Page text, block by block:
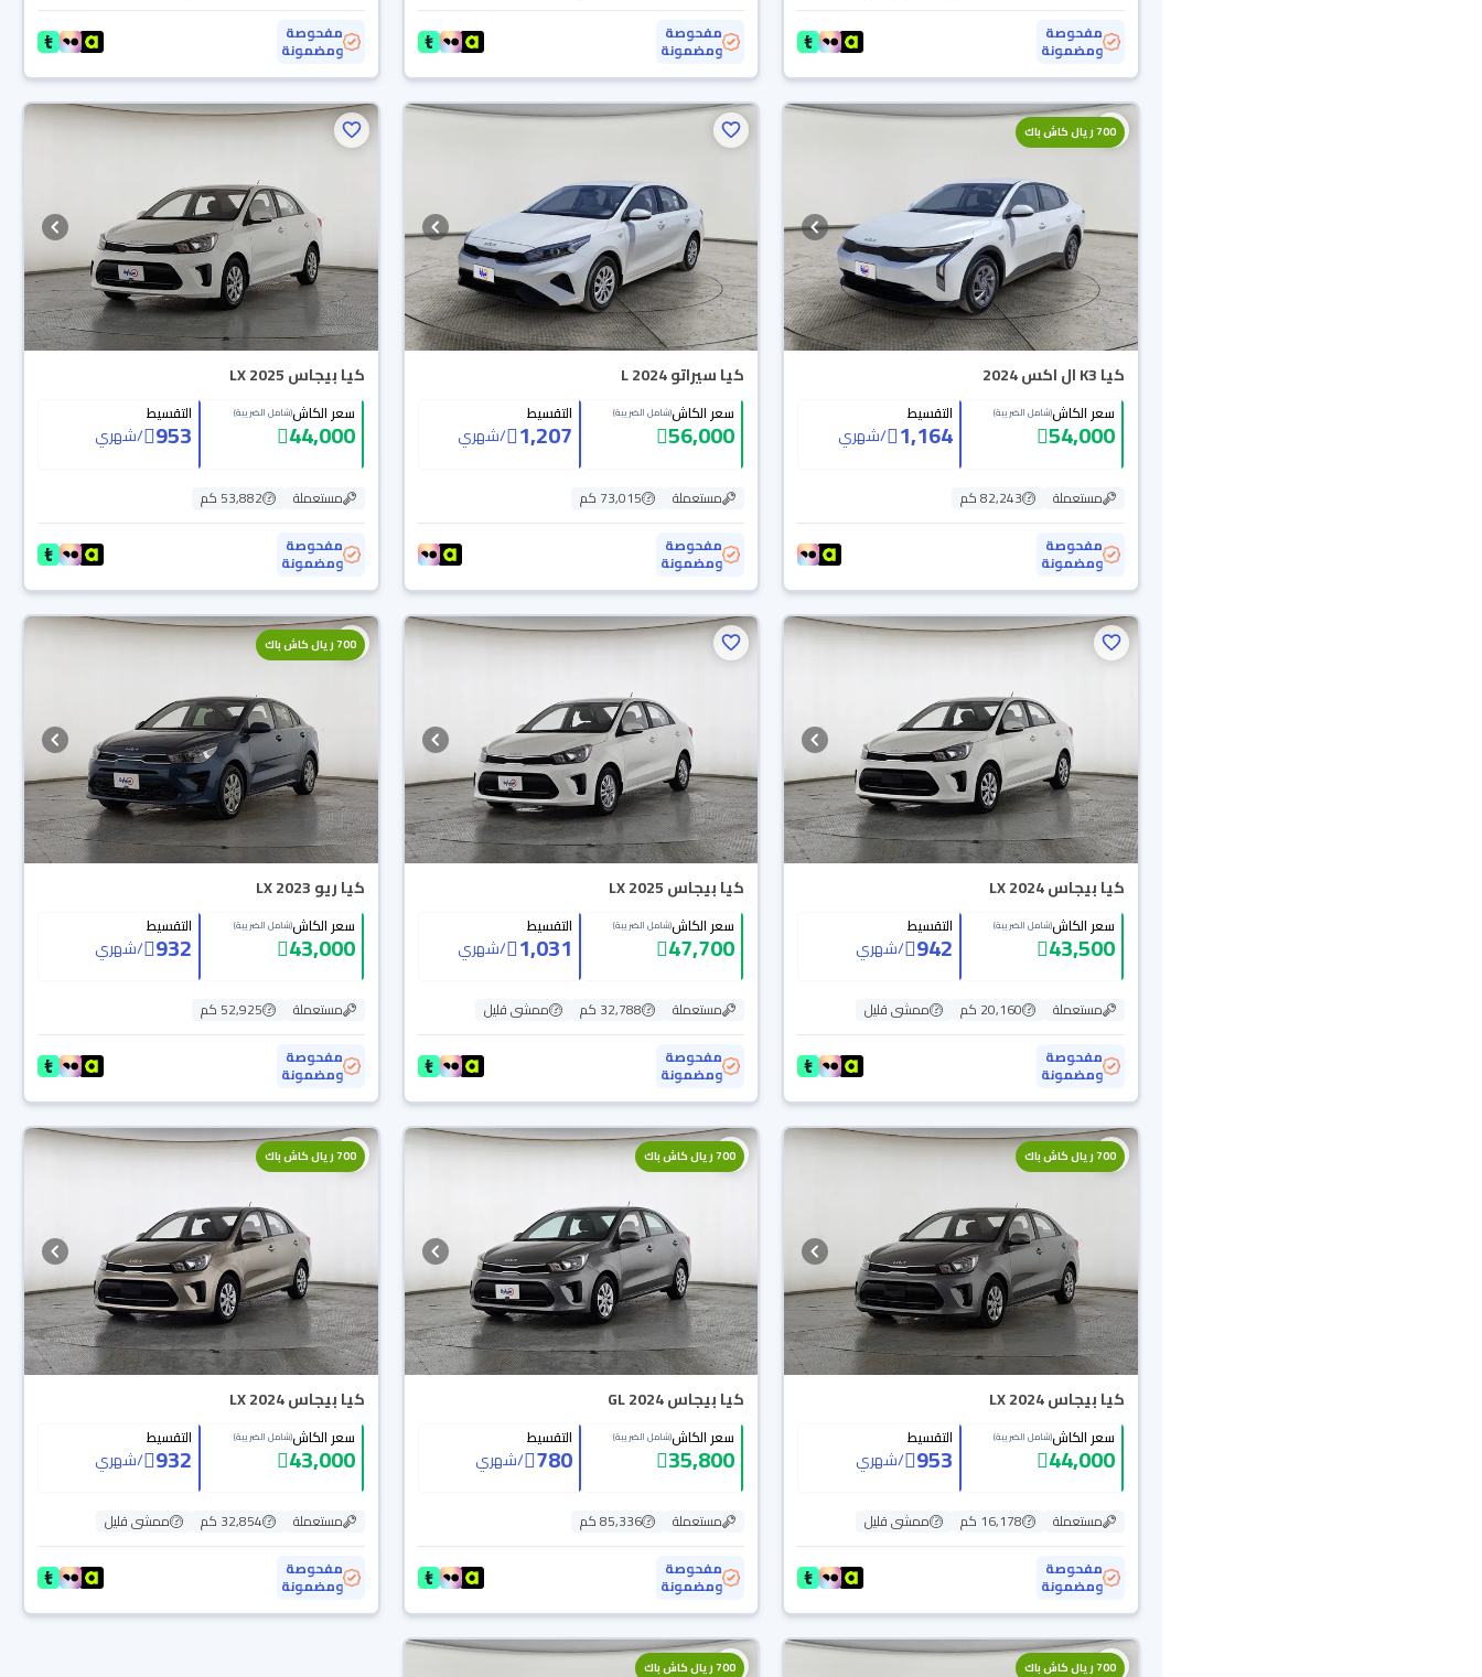
مفحوصة
ومضمونة
مفحوصة
ومضمونة
مفحوصة
ومضمونة
700 ريال كاش باك
كيا K3 ال اكس 2024
سعر الكاش(شامل الضريبة)
54,000
التقسيط
1,164
/شهري
مستعملة
82,243 كم
مفحوصة
ومضمونة
كيا سيراتو L 2024
سعر الكاش(شامل الضريبة)
56,000
التقسيط
1,207
/شهري
مستعملة
73,015 كم
مفحوصة
ومضمونة
كيا بيجاس LX 2025
سعر الكاش(شامل الضريبة)
44,000
التقسيط
953
/شهري
مستعملة
53,882 كم
مفحوصة
ومضمونة
كيا بيجاس LX 2024
سعر الكاش(شامل الضريبة)
43,500
التقسيط
942
/شهري
مستعملة 20,160 كم
ممشى قليل
مفحوصة
ومضمونة
كيا بيجاس LX 2025
سعر الكاش(شامل الضريبة)
47,700
التقسيط
1,031
/شهري
مستعملة 32,788 كم
ممشى قليل
مفحوصة
ومضمونة
700 ريال كاش باك
كيا ريو LX 2023
سعر الكاش(شامل الضريبة)
43,000
التقسيط
932
/شهري
مستعملة
52,925 كم
مفحوصة
ومضمونة
700 ريال كاش باك
كيا بيجاس LX 2024
سعر الكاش(شامل الضريبة)
44,000
التقسيط
953
/شهري
مستعملة 16,178 كم
ممشى قليل
مفحوصة
ومضمونة
700 ريال كاش باك
كيا بيجاس GL 2024
سعر الكاش(شامل الضريبة)
35,800
التقسيط
780
/شهري
مستعملة
85,336 كم
مفحوصة
ومضمونة
700 ريال كاش باك
كيا بيجاس LX 2024
سعر الكاش(شامل الضريبة)
43,000
التقسيط
932
/شهري
مستعملة 32,854 كم
ممشى قليل
مفحوصة
ومضمونة
700 ريال كاش باك 700 ريال كاش باك